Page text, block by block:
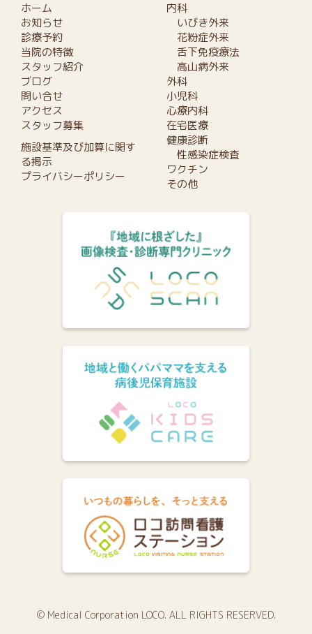
ホーム
お知らせ
診療予約
当院の特徴
スタッフ紹介
ブログ
問い合せ
アクセス
スタッフ募集
施設基準及び加算に関す
る掲示
プライバシーポリシー
内科
いびき外来
花粉症外来
舌下免疫療法
高山病外来
外科
小児科
心療内科
在宅医療
健康診断
性感染症検査
ワクチン
その他
© Medical Corporation LOCO. ALL RIGHTS RESERVED.